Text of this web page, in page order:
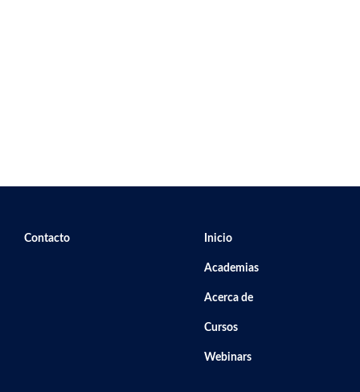
Footer secondary menu
Contacto Navegación principal
Inicio
Academias
Acerca de
Cursos
Webinars